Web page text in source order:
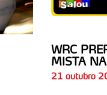
WRC
MISTA
21 outubro